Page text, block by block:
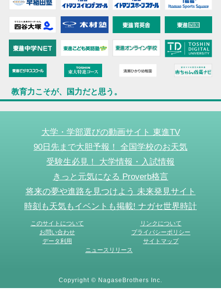
教育力こそが、国力だと思う。
大学・学部選びの動画サイト 東進TV
90日先まで大胆予報！ 全国学校のお天気
受験生必見！ 大学情報・入試情報
きっと元気になる Proverb格言
将来の夢や進路を見つけよう 未来発見サイト
時刻も天気もイベントも掲載! ナガセ世界時計
このサイトについて
リンクについて
お問い合わせ
プライバシーポリシー
データ利用
サイトマップ
ニュースリリース
Copyright © NagaseBrothers Inc.